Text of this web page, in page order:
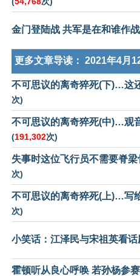
金门登陆战 共军是在和谁作战
更多文章导读： 2021年4月
不可思议的离奇猝死(下)…这
次)
不可思议的离奇猝死(中)…观
(191,302次)
失事时这位飞行员不需要脊梁
次)
不可思议的离奇猝死(上)…写
次)
小笑话：江泽民与宋祖英看话
霍顿听从良心呼唤 若孙杨参